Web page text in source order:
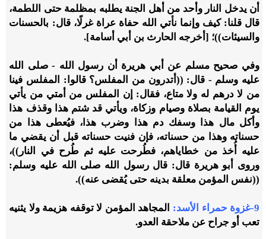
أن يدخل النار وأحد من أهل الجنة يطلبه بمظلمة حتى اللطمة،
قال قلنا: كيف وإنما نأتي الله حفاة عراة غرلًا، قال: بالحسنات
والسيئات))؛ [أخرجه الحارث بن أبي أسامة].
وفي صحيح مسلم عن أبي هريرة أن رسول الله - صلى الله
عليه وسلم - قال: ((أتدرون من المفلس؟ قالوا: المفلس فينا
من لا درهم له ولا متاع، فقال: إن المفلس من أمتي من يأتي
يوم القيامة بصلاة وصيام وزكاة، ويأتي قد شتم هذا وقذف هذا
وأكل مال هذا وسفك دم هذا وضرب هذا، فيُعطى هذا من
حسناته وهذا من حسناته، فإن فنيت حسناته قبل أن يقضي ما
عليه أُخذ من خطاياهم، فطُرحت عليه ثم طُرح في النار))،
وروى أبو هريرة قال: قال رسول الله صلى الله عليه وسلم:
((نفس المؤمن معلقة بدينه حتى يُقضى عنه)).
9-غزوة حمراء الأسد:
المجاهد المؤمن لا توقفه هزيمة ولا يثنيه
تعب أو جراح عن ملاحقة العدو.